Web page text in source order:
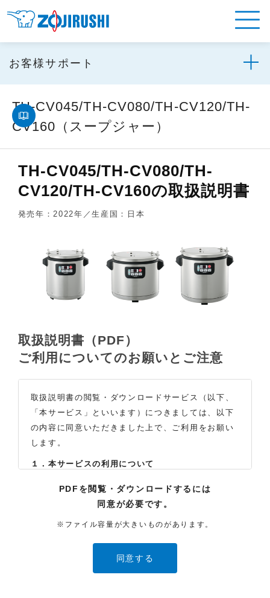
お客様サポート
TH-CV045/TH-CV080/TH-CV120/TH-
CV160（スープジャー）
TH-CV045/TH-CV080/TH-
CV120/TH-CV160の取扱説明書
発売年：2022年／生産国：日本
取扱説明書（PDF）
ご利用についてのお願いとご注意
取扱説明書の閲覧・ダウンロードサービス（以下、
「本サービス」といいます）につきましては、以下
の内容に同意いただきました上で、ご利用をお願い
します。
１．本サービスの利用について
の内容を、非営利目的かつ、個人的にご利用する場
合に限り、閲覧またはダウンロードすることができ
ます。それ以外の目的での閲覧またはダウンロード
たり、また、配布することはできません。
（2）本サイトでは、データ提供が可能な取扱説明書
PDFを閲覧・ダウンロードするには
同意が必要です。
※ファイル容量が大きいものがあります。